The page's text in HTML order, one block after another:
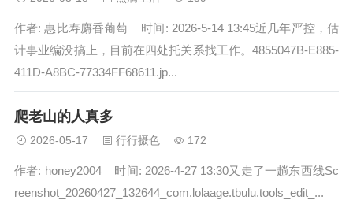
作者: 惠比寿麝香葡萄 时间: 2026-5-14 13:45近几年严控，估
计事业编没搞上，目前在四处托关系找工作。4855047B-E885-
411D-A8BC-77334FF68611.jp...
爬老山的人真多
2026-05-17 行行摄色 172
作者: honey2004 时间: 2026-4-27 13:30又走了一趟东西线Sc
reenshot_20260427_132644_com.lolaage.tbulu.tools_edit_...